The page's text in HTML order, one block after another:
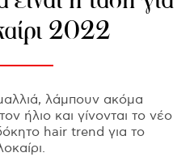
2022
λάμπουν ακόμα
ήλιο και γίνονται το νέο
hair trend για το